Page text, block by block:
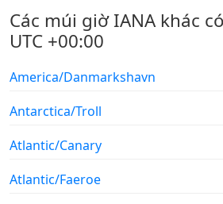
Các múi giờ IANA khác
UTC +00:00
America/Danmarkshavn
Antarctica/Troll
Atlantic/Canary
Atlantic/Faeroe